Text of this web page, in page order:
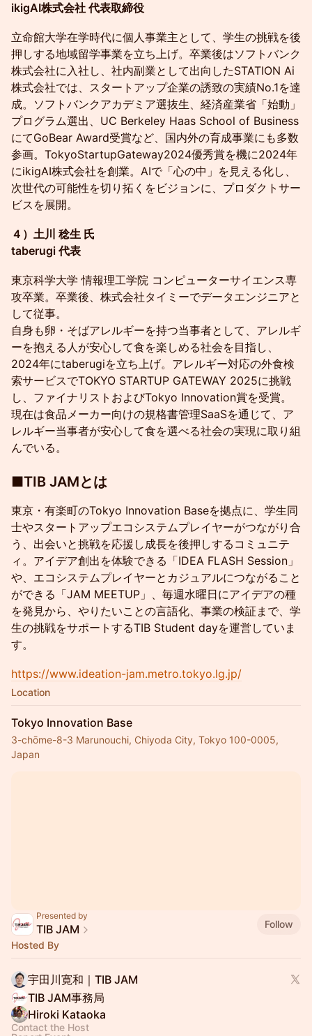
ikigAI株式会社 代表取締役
立命館大学在学時代に個人事業主として、学生の挑戦を後
押しする地域留学事業を立ち上げ。卒業後はソフトバンク
株式会社に入社し、社内副業として出向したSTATION Ai
株式会社では、スタートアップ企業の誘致の実績No.1を達
成。ソフトバンクアカデミア選抜生、経済産業省「始動」
プログラム選出、UC Berkeley Haas School of Business
にてGoBear Award受賞など、国内外の育成事業にも多数
参画。TokyoStartupGateway2024優秀賞を機に2024年
にikigAI株式会社を創業。AIで「心の中」を見える化し、
次世代の可能性を切り拓くをビジョンに、プロダクトサー
ビスを展開。
４）土川 稔生 氏
taberugi 代表
東京科学大学 情報理工学院 コンピューターサイエンス専
攻卒業。卒業後、株式会社タイミーでデータエンジニアと
して従事。
自身も卵・そばアレルギーを持つ当事者として、アレルギ
ーを抱える人が安心して食を楽しめる社会を目指し、
2024年にtaberugiを立ち上げ。アレルギー対応の外食検
索サービスでTOKYO STARTUP GATEWAY 2025に挑戦
し、ファイナリストおよびTokyo Innovation賞を受賞。
現在は食品メーカー向けの規格書管理SaaSを通じて、ア
レルギー当事者が安心して食を選べる社会の実現に取り組
んでいる。
​■TIB JAMとは
東京・有楽町のTokyo Innovation Baseを拠点に、学生同
士やスタートアップエコシステムプレイヤーがつながり合
う、出会いと挑戦を応援し成長を後押しするコミュニテ
ィ。アイデア創出を体験できる「IDEA FLASH Session」
や、エコシステムプレイヤーとカジュアルにつながること
ができる「JAM MEETUP」、毎週水曜日にアイデアの種
を発見から、やりたいことの言語化、事業の検証まで、学
生の挑戦をサポートするTIB Student dayを運営していま
す。
https://www.ideation-jam.metro.tokyo.lg.jp/
Location
Tokyo Innovation Base
3-chōme-8-3 Marunouchi, Chiyoda City, Tokyo 100-0005,
Japan
Presented by
TIB JAM
Follow
Hosted By
宇田川寛和｜TIB JAM
TIB JAM事務局
Hiroki Kataoka
Contact the Host